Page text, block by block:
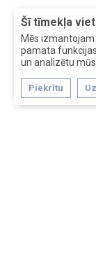
Šī tīmekļa
Mēs
pamata
un analizētu
Piekrītu